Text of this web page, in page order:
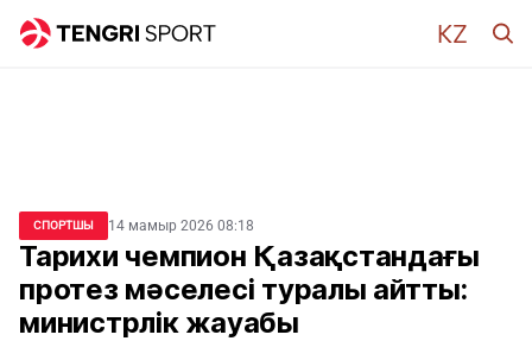
СПОРТШЫ 14 мамыр 2026 08:18
Тарихи чемпион Қазақстандағы
протез мәселесі туралы айтты:
министрлік жауабы